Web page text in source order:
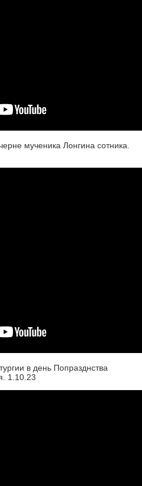
мученика Лонгина сотника.
в день Попразднства
1.10.23